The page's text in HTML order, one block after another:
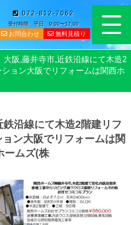
072-812-7062
受付時間 平日 9:00〜17:00
お問合わせ 無料見積り
大阪,藤井寺市,近鉄沿線にて木造2
ョン大阪でリフォームは関西ホ
沿線にて木造2階建リフ
ン大阪でリフォームは関
ームズ(株